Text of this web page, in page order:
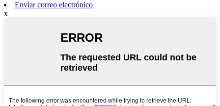
Enviar correo electrónico
x